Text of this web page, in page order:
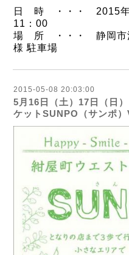
日 時 ・・・ 2015
11：00
場 所 ・・・ 静岡市
様 駐車場
2015-05-08 20:03:00
5月16日（土）17日（日
ケットSUNPO（サンポ